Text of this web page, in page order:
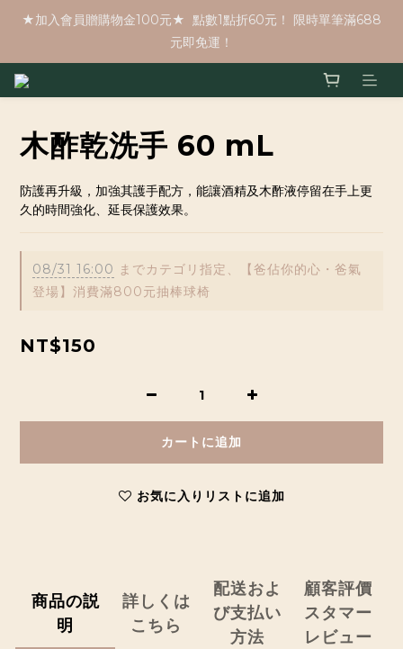
★加入會員贈購物金100元★  點數1點折60元！ 限時單筆滿688
元即免運！
木酢乾洗手 60 mL
防護再升級，加強其護手配方，能讓酒精及木酢液停留在手上更
久的時間強化、延長保護效果。
08/31 16:00 までカテゴリ指定、【爸佔你的心・爸氣
登場】消費滿800元抽棒球椅
NT$150
カートに追加
お気に入りリストに追加
商品の説
明
詳しくは
こちら
配送およ
び支払い
方法
顧客評價
スタマー
レビュー